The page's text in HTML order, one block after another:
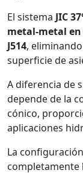
El sistema JIC
metal-metal en
J514,
superficie de
A diferencia de
depende de la
cónico,
aplicaciones
La configuración
completamente